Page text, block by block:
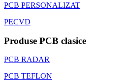
PCB PERSONALIZAT
PECVD
Produse PCB clasice
PCB RADAR
PCB TEFLON